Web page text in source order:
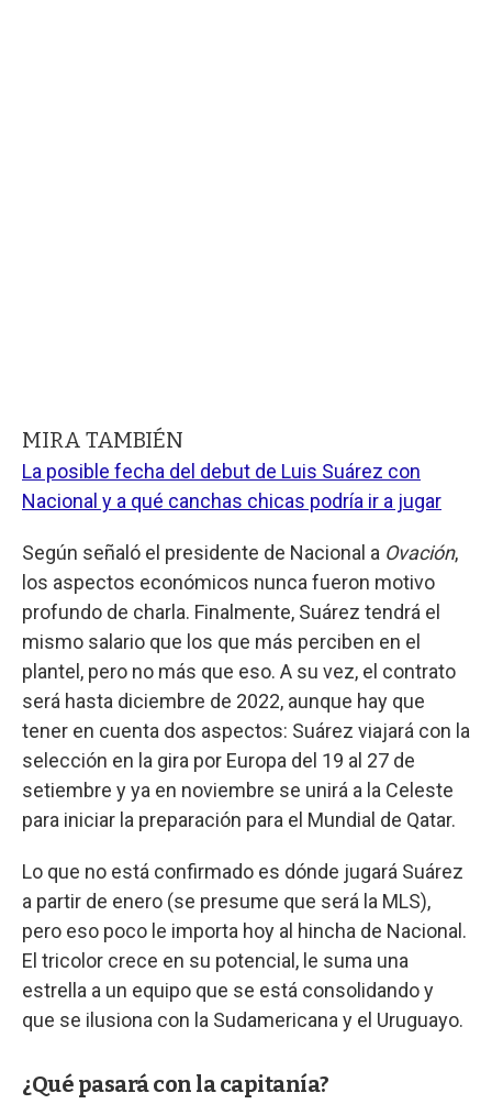
MIRA TAMBIÉN
La posible fecha del debut de Luis Suárez con
Nacional y a qué canchas chicas podría ir a jugar
Según señaló el presidente de Nacional a Ovación,
los aspectos económicos nunca fueron motivo
profundo de charla. Finalmente, Suárez tendrá el
mismo salario que los que más perciben en el
plantel, pero no más que eso. A su vez, el contrato
será hasta diciembre de 2022, aunque hay que
tener en cuenta dos aspectos: Suárez viajará con la
selección en la gira por Europa del 19 al 27 de
setiembre y ya en noviembre se unirá a la Celeste
para iniciar la preparación para el Mundial de Qatar.
Lo que no está confirmado es dónde jugará Suárez
a partir de enero (se presume que será la MLS),
pero eso poco le importa hoy al hincha de Nacional.
El tricolor crece en su potencial, le suma una
estrella a un equipo que se está consolidando y
que se ilusiona con la Sudamericana y el Uruguayo.
¿Qué pasará con la capitanía?